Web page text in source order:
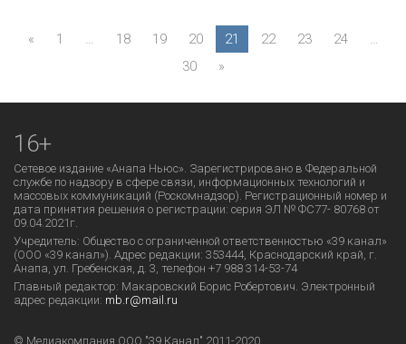
« 1 … 18 19 20 21 22 23 24
…
30
»
16+
Сетевое издание «Анапа Ньюс». Зарегистрировано в Федеральной
службе по надзору в сфере связи, информационных технологий и
массовых коммуникаций (Роскомнадзор). Регистрационный номер и
дата принятия решения о регистрации: серия ЭЛ № ФС77- 80768 от
09.04.2021г.
Учредитель: Общество с ограниченной ответственностью «39 канал»
(ООО «39 канал»). Адрес редакции: 353444, Краснодарский край, г.
Анапа, ул. Гребенская, д. 3, телефон +7 988 314-53-74
Главный редактор: Макаровский Борис Робертович. Электронный
адрес редакции: mb.r@mail.ru
© Медиакомпания ООО "39 Канал" 2011-2020